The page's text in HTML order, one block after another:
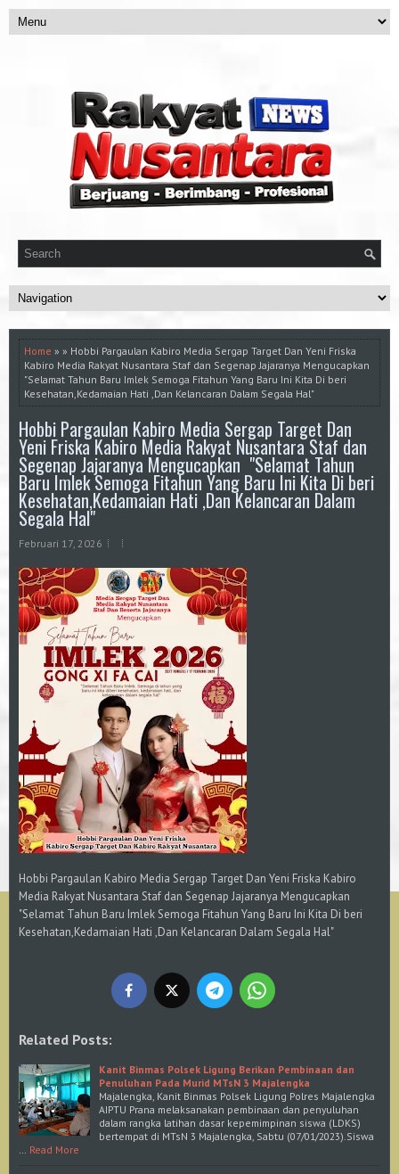
Home » » Hobbi Pargaulan Kabiro Media Sergap Target Dan Yeni Friska
Kabiro Media Rakyat Nusantara Staf dan Segenap Jajaranya Mengucapkan
"Selamat Tahun Baru Imlek Semoga Fitahun Yang Baru Ini Kita Di beri
Kesehatan,Kedamaian Hati ,Dan Kelancaran Dalam Segala Hal"
Hobbi Pargaulan Kabiro Media Sergap Target Dan
Yeni Friska Kabiro Media Rakyat Nusantara Staf dan
Segenap Jajaranya Mengucapkan "Selamat Tahun
Baru Imlek Semoga Fitahun Yang Baru Ini Kita Di beri
Kesehatan,Kedamaian Hati ,Dan Kelancaran Dalam
Segala Hal"
Februari 17, 2026
Hobbi Pargaulan Kabiro Media Sergap Target Dan Yeni Friska Kabiro
Media Rakyat Nusantara Staf dan Segenap Jajaranya Mengucapkan
"Selamat Tahun Baru Imlek Semoga Fitahun Yang Baru Ini Kita Di beri
Kesehatan,Kedamaian Hati ,Dan Kelancaran Dalam Segala Hal"
Related Posts:
Kanit Binmas Polsek Ligung Berikan Pembinaan dan
Penuluhan Pada Murid MTsN 3 Majalengka
Majalengka, Kanit Binmas Polsek Ligung Polres Majalengka
AIPTU Prana melaksanakan pembinaan dan penyuluhan
dalam rangka latihan dasar kepemimpinan siswa (LDKS)
bertempat di MTsN 3 Majalengka, Sabtu (07/01/2023).Siswa
… Read More